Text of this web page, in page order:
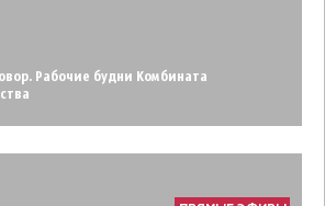
Рабочие будни Комбината